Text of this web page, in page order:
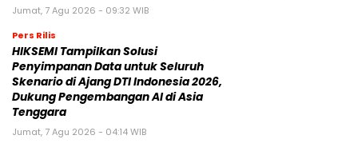
Jumat, 7 Agu 2026 - 09:32 WIB
Pers Rilis
HIKSEMI Tampilkan Solusi
Penyimpanan Data untuk Seluruh
Skenario di Ajang DTI Indonesia 2026,
Dukung Pengembangan AI di Asia
Tenggara
Jumat, 7 Agu 2026 - 04:14 WIB